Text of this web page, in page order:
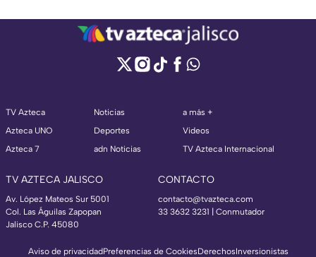
TV Azteca
Azteca UNO
Azteca 7
Noticias
Deportes
adn Noticias
a más +
Videos
TV Azteca Internacional
TV AZTECA JALISCO
Av. López Mateos Sur 5001
Col. Las Águilas Zapopan
Jalisco C.P. 45080
CONTACTO
contacto@tvazteca.com
33 3632 3231 | Conmutador
Aviso de privacidadPreferencias de CookiesDerechosInversionistas